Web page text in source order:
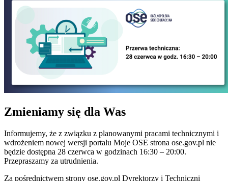
Zmieniamy się dla Was
Informujemy, że z związku z planowanymi pracami technicznymi i
wdrożeniem nowej wersji portalu Moje OSE strona ose.gov.pl nie
będzie dostępna 28 czerwca w godzinach 16:30 – 20:00.
Przepraszamy za utrudnienia.
Za pośrednictwem strony ose.gov.pl Dyrektorzy i Techniczni